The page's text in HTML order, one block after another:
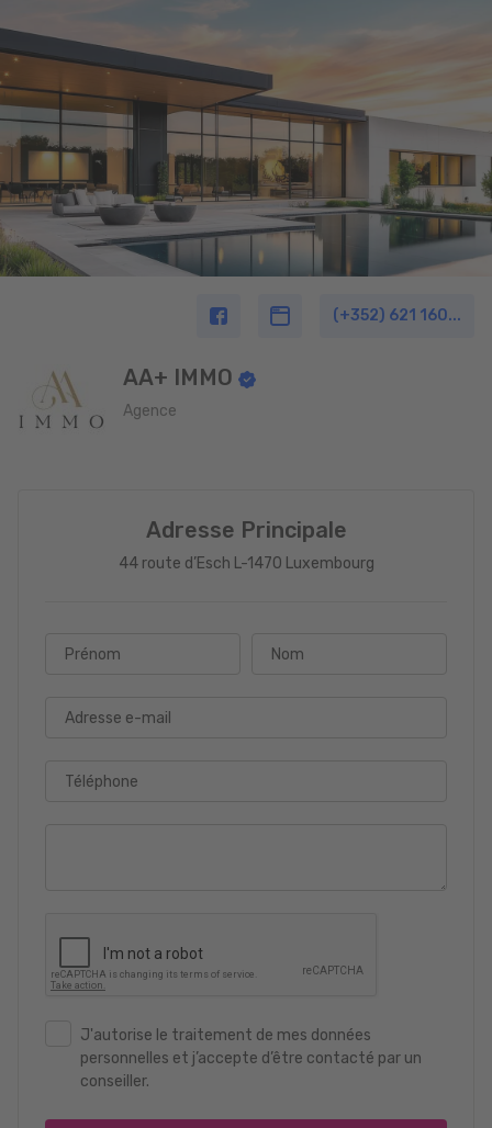
(+352) 621 160...
AA+ IMMO
Agence
Adresse Principale
44 route d’Esch L-1470 Luxembourg
Prénom Nom
Adresse e-mail
Téléphone
J'autorise le traitement de mes données
personnelles et j’accepte d’être contacté par un
conseiller.